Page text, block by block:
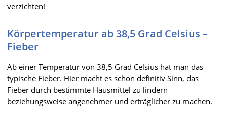
verzichten!
Körpertemperatur ab 38,5 Grad Celsius –
Fieber
Ab einer Temperatur von 38,5 Grad Celsius hat man das
typische Fieber. Hier macht es schon definitiv Sinn, das
Fieber durch bestimmte Hausmittel zu lindern
beziehungsweise angenehmer und erträglicher zu machen.